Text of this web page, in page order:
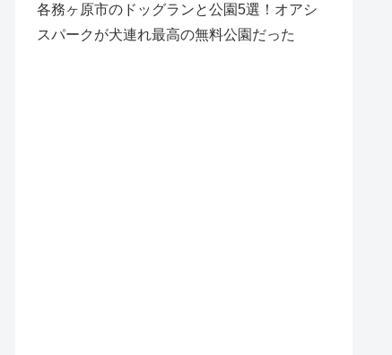
各務ヶ原市のドッグランと公園5選！オアシ
スパークが犬連れ最高の無料公園だった